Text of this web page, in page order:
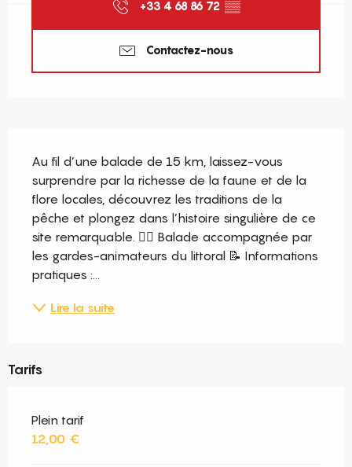
+33 4 68 86 72 ▒▒
Contactez-nous
Au fil d’une balade de 15 km, laissez-vous
surprendre par la richesse de la faune et de la
flore locales, découvrez les traditions de la
pêche et plongez dans l’histoire singulière de ce
site remarquable. 🚴‍♂️ Balade accompagnée par
les gardes-animateurs du littoral 📝 Informations
pratiques :...
Lire la suite
Tarifs
Plein tarif
12,00 €